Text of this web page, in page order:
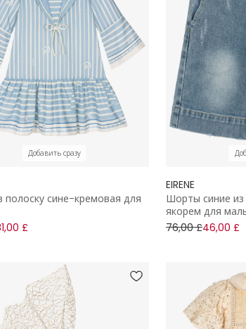
Добавить сразу
полоску сине-кремовая для
£
EIRENE
Шорты синие из
якорем для
76,00 £46,00 £